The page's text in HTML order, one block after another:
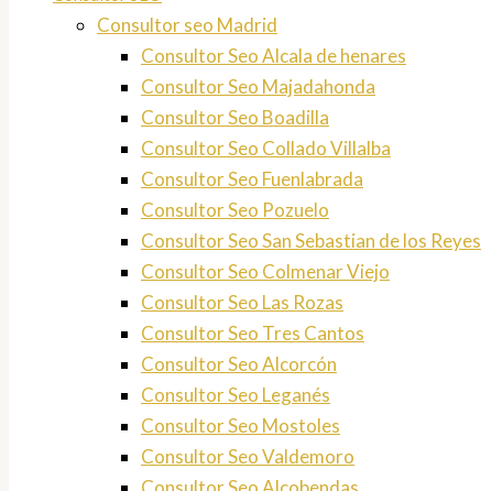
Consultor seo Madrid
Consultor Seo Alcala de henares
Consultor Seo Majadahonda
Consultor Seo Boadilla
Consultor Seo Collado Villalba
Consultor Seo Fuenlabrada
Consultor Seo Pozuelo
Consultor Seo San Sebastian de los Reyes
Consultor Seo Colmenar Viejo
Consultor Seo Las Rozas
Consultor Seo Tres Cantos
Consultor Seo Alcorcón
Consultor Seo Leganés
Consultor Seo Mostoles
Consultor Seo Valdemoro